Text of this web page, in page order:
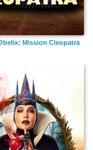
Mission Cleopatra